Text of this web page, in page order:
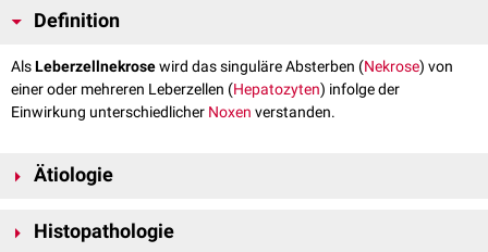
Definition
AlsLeberzellnekrosewird das singuläre Absterben (Nekrose) von
einer oder mehreren Leberzellen (Hepatozyten) infolge der
Einwirkung unterschiedlicher Noxen verstanden.
Ätiologie
sehr unterschiedlichen Noxen, zum Beispiel:
Histopathologie